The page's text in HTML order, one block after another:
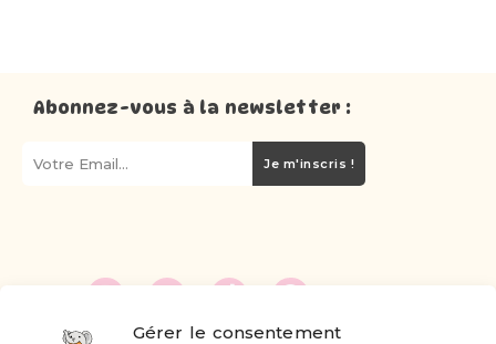
Gérer le consentement
Abonnez-vous à la newsletter :
Je m'inscris !